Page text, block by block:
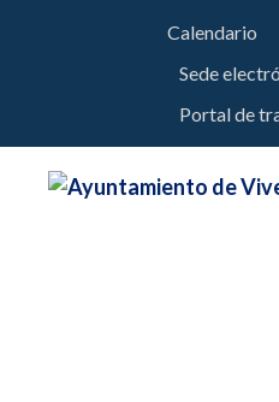
Calendario
Sede
Portal de